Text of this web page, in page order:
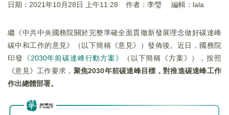
日期：2021年10月28日 上午11:28 作者：李瑩 編輯：lala
繼《中共中央國務院關於完整準確全面貫徹新發展理念做好碳達峰
碳中和工作的意見》（以下簡稱《意見》）發佈後。近日，國務院
印發
《2030年前碳達峰行動方案》
（以下簡稱《方案》），按照
《意見》工作要求， 聚焦2030年前碳達峰目標，對推進碳達峰工作
作出總體部署。